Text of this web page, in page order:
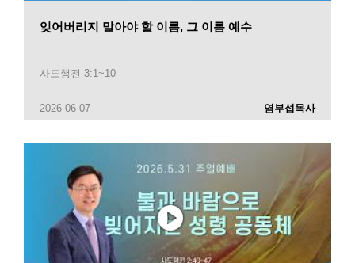
잊어버리지 말아야 할 이름, 그 이름 예수
사도행전 3:1~10
2026-06-07 염부섭목사